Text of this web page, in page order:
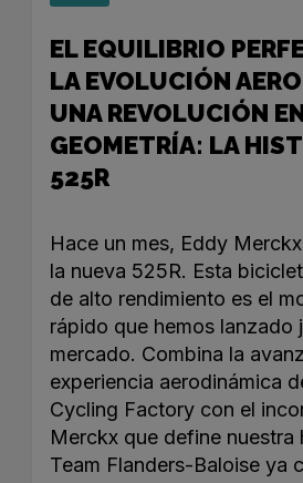
EL EQUILIBRIO
LA EVOLUCIÓN
UNA REVOLUCIÓN
GEOMETRÍA: LA
525R
Hace un mes, Eddy
la nueva 525R. Esta
de alto rendimiento es el
rápido que hemos lanzado
mercado. Combina la
experiencia aerodinámica
Cycling Factory con el
Merckx que define nuestra
Team Flanders-Baloise ya